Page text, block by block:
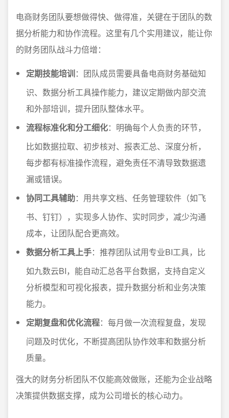
电商财务团队要想做得快、做得准，关键在于团队的数
据分析能力和协作流程。这里有几个实用建议，能让你
的财务团队战斗力倍增：
定期技能培训：团队成员需要具备电商财务基础知
识、数据分析工具操作能力，建议定期做内部交流
和外部培训，提升团队整体水平。
流程标准化和分工细化：明确每个人负责的环节，
比如数据拉取、初步核对、报表汇总、深度分析，
每步都有标准操作流程，避免责任不清导致数据遗
漏或错误。
协同工具辅助：用共享文档、任务管理软件（如飞
书、钉钉），实现多人协作、实时同步，减少沟通
成本，让团队配合更高效。
数据分析工具上手：推荐团队试用专业BI工具，比
如九数云BI，能自动汇总各平台数据，支持自定义
分析模型和可视化报表，提升数据分析和业务决策
能力。
定期复盘和优化流程：每月做一次流程复盘，发现
问题及时优化，不断提高团队协作效率和数据分析
质量。
强大的财务分析团队不仅能高效做账，还能为企业战略
决策提供数据支撑，成为公司增长的核心动力。